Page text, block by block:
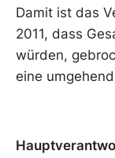
Damit ist das
2011, dass
würden,
eine